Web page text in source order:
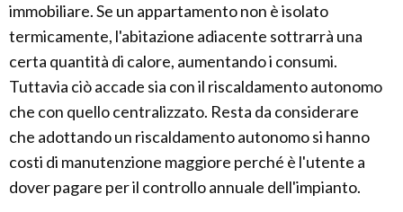
immobiliare. Se un appartamento non è isolato
termicamente, l'abitazione adiacente sottrarrà una
certa quantità di calore, aumentando i consumi.
Tuttavia ciò accade sia con il riscaldamento autonomo
che con quello centralizzato. Resta da considerare
che adottando un riscaldamento autonomo si hanno
costi di manutenzione maggiore perché è l'utente a
dover pagare per il controllo annuale dell'impianto.